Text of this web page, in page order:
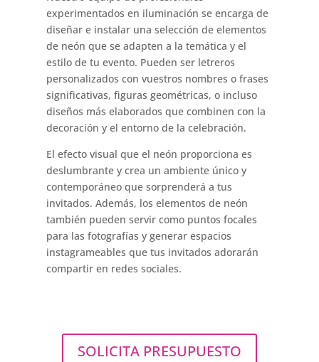
experimentados en iluminación se encarga de
diseñar e instalar una selección de elementos
de neón que se adapten a la temática y el
estilo de tu evento. Pueden ser letreros
personalizados con vuestros nombres o frases
significativas, figuras geométricas, o incluso
diseños más elaborados que combinen con la
decoración y el entorno de la celebración.
El efecto visual que el neón proporciona es
deslumbrante y crea un ambiente único y
contemporáneo que sorprenderá a tus
invitados. Además, los elementos de neón
también pueden servir como puntos focales
para las fotografías y generar espacios
instagrameables que tus invitados adorarán
compartir en redes sociales.
SOLICITA PRESUPUESTO